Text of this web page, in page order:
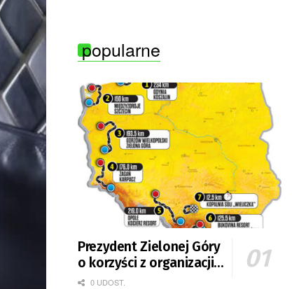
popularne
Prezydent Zielonej Góry
o korzyści z organizacji
mety Tour de Pologne
0 UDOST.